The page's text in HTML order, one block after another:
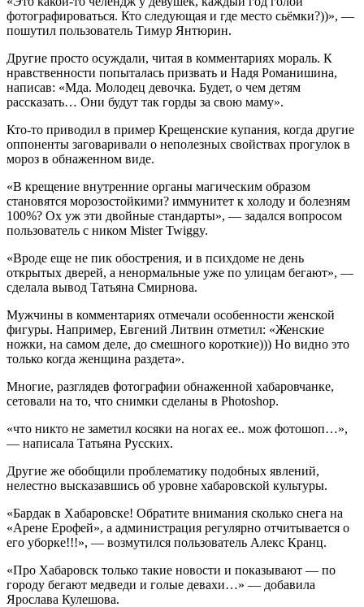
фотографироваться. Кто следующая и где место сьёмки?))», —
пошутил пользователь Тимур Янтюрин.
Другие просто осуждали, читая в комментариях мораль. К
нравственности попыталась призвать и Надя Романишина,
написав: «Мда. Молодец девочка. Будет, о чем детям
рассказать… Они будут так горды за свою маму».
Кто-то приводил в пример Крещенские купания, когда другие
оппоненты заговаривали о неполезных свойствах прогулок в
мороз в обнаженном виде.
«В крещение внутренние органы магическим образом
становятся морозостойкими? иммунитет к холоду и болезням
100%? Ох уж эти двойные стандарты», — задался вопросом
пользователь с ником Mister Twiggy.
«Вроде еще не пик обострения, и в психдоме не день
открытых дверей, а ненормальные уже по улицам бегают», —
сделала вывод Татьяна Смирнова.
Мужчины в комментариях отмечали особенности женской
фигуры. Например, Евгений Литвин отметил: «Женские
ножки, на самом деле, до смешного короткие))) Но видно это
только когда женщина раздета».
Многие, разглядев фотографии обнаженной хабаровчанке,
сетовали на то, что снимки сделаны в Photoshop.
«что никто не заметил косяки на ногах ее.. мож фотошоп…»,
— написала Татьяна Русских.
Другие же обобщили проблематику подобных явлений,
нелестно высказавшись об уровне хабаровской культуры.
«Бардак в Хабаровске! Обратите внимания сколько снега на
«Арене Ерофей», а администрация регулярно отчитывается о
его уборке!!!», — возмутился пользователь Алекс Кранц.
«Про Хабаровск только такие новости и показывают — по
городу бегают медведи и голые девахи…» — добавила
Ярослава Кулешова.